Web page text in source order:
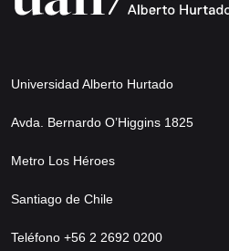
Universidad Alberto Hurtado
Avda. Bernardo O’Higgins 1825
Metro Los Héroes
Santiago de Chile
Teléfono +56 2 2692 0200